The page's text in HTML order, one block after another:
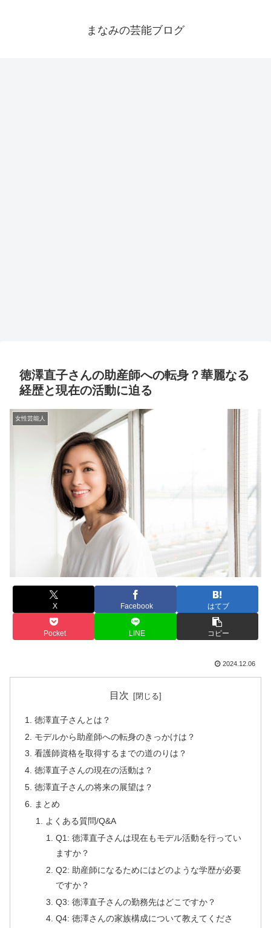
まなみの芸能ブログ
徳澤直子さんの助産師への転身？華麗なる
経歴と現在の活動に迫る
女性芸能人
X Facebook はてブ
Pocket LINE コピー
2024.12.06
目次
徳澤直子さんとは？
モデルから助産師への転身のきっかけは？
看護師資格を取得するまでの道のりは？
徳澤直子さんの現在の活動は？
徳澤直子さんの将来の展望は？
まとめ
よくある質問/Q&A
Q1: 徳澤直子さんは現在もモデル活動を行ってい
ますか？
Q2: 助産師になるためにはどのような学歴が必要
ですか？
Q3: 徳澤直子さんの勤務先はどこですか？
Q4: 徳澤さんの家族構成について教えてくださ